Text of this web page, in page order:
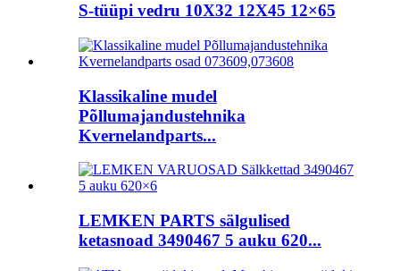
S-tüüpi vedru 10X32 12X45 12×65
Klassikaline mudel
Põllumajandustehnika
Kvernelandparts...
LEMKEN PARTS sälgulised
ketasnoad 3490467 5 auku 620...